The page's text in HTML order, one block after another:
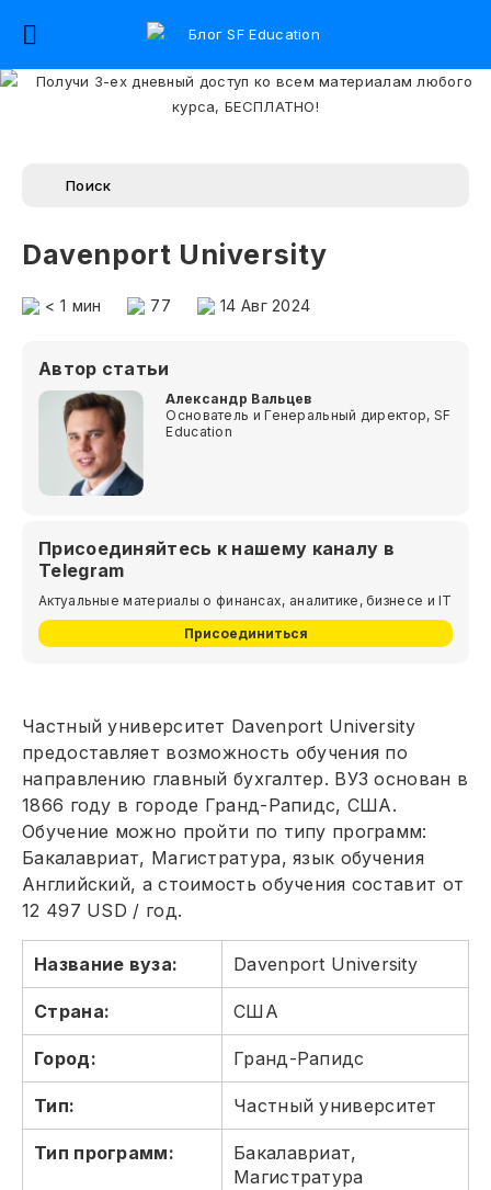
Davenport University
< 1 мин 77 14 Авг 2024
Автор статьи
Александр Вальцев
Основатель и Генеральный директор, SF
Education
Присоединяйтесь к нашему каналу в
Telegram
Актуальные материалы о финансах, аналитике, бизнесе и IT
Присоединиться
Частный университет Davenport University
предоставляет возможность обучения по
направлению главный бухгалтер. ВУЗ основан в
1866 году в городе Гранд-Рапидс, США.
Обучение можно пройти по типу программ:
Бакалавриат, Магистратура, язык обучения
Английский, а стоимость обучения составит от
12 497 USD / год.
Название вуза: Davenport University
Страна: США
Город: Гранд-Рапидс
Тип: Частный университет
Тип программ:
Бакалавриат,
Магистратура